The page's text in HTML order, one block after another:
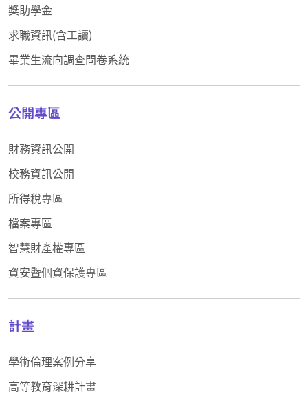
獎助學金
求職資訊(含工讀)
畢業生流向調查問卷系統
公開專區
財務資訊公開
校務資訊公開
所得稅專區
檔案專區
智慧財產權專區
資安暨個資保護專區
計畫
學術倫理案例分享
高等教育深耕計畫